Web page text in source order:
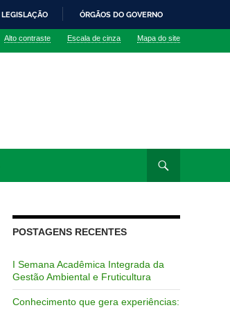
LEGISLAÇÃO ÓRGÃOS DO GOVERNO
Alto contraste Escala de cinza Mapa do site
POSTAGENS RECENTES
I Semana Acadêmica Integrada da
Gestão Ambiental e Fruticultura
Conhecimento que gera experiências: